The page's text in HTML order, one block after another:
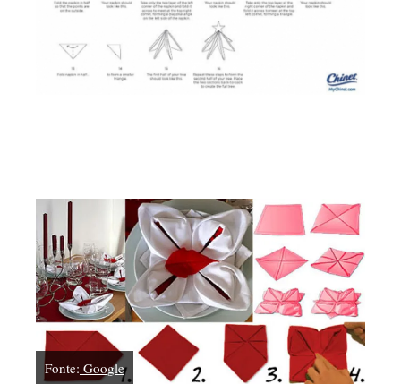
Fonte: Google